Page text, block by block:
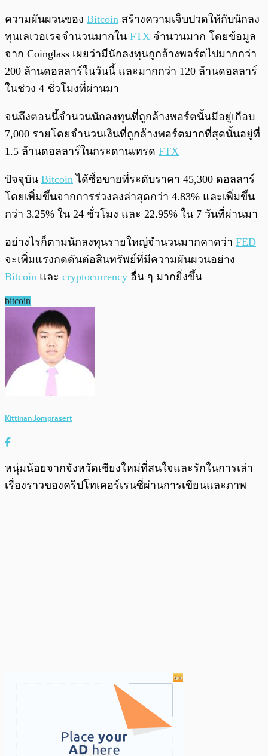
ความผันผวนของ Bitcoin สร้างความเจ็บปวดให้กับนักลง
ทุนเลเวอเรจจำนวนมากใน FTX จำนวนมาก โดยข้อมูล
จาก Coinglass เผยว่ามีนักลงทุนถูกล้างพอร์ตไปมากกว่า
200 ล้านดอลลาร์ในวันนี้ และมากกว่า 120 ล้านดอลลาร์
ในช่วง 4 ชั่วโมงที่ผ่านมา
จนถึงตอนนี้จำนวนนักลงทุนที่ถูกล้างพอร์ตนั้นมีอยู่เกือบ
7,000 รายโดยจำนวนเงินที่ถูกล้างพอร์ตมากที่สุดนั้นอยู่ที่
1.5 ล้านดอลลาร์ในกระดานเทรด FTX
ปัจจุบัน Bitcoin ได้ซื้อขายที่ระดับราคา 45,300 ดอลลาร์
โดยเพิ่มขึ้นจากการร่วงลงล่าสุดกว่า 4.83% และเพิ่มขึ้น
กว่า 3.25% ใน 24 ชั่วโมง และ 22.95% ใน 7 วันที่ผ่านมา
อย่างไรก็ตามนักลงทุนรายใหญ่จำนวนมากคาดว่า FED
จะเพิ่มแรงกดดันต่อสินทรัพย์ที่มีความผันผวนอย่าง
Bitcoin และ cryptocurrency อื่น ๆ มากยิ่งขึ้น
bitcoin
Kittinan Jomprasert
หนุ่มน้อยจากจังหวัดเชียงใหม่ที่สนใจและรักในการเล่า
เรื่องราวของคริปโทเคอร์เรนซี่ผ่านการเขียนและภาพ